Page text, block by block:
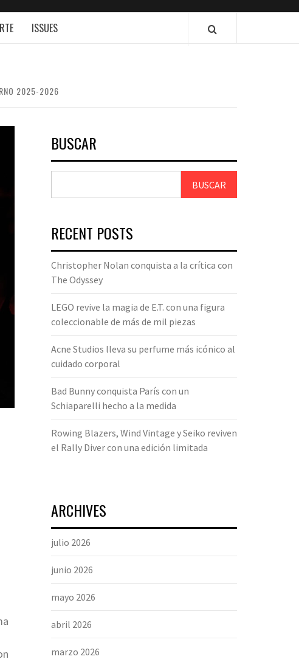
ISSUES
2025-2026
BUSCAR
BUSCAR
RECENT POSTS
Christopher Nolan conquista a la crítica con
The Odyssey
LEGO revive la magia de E.T. con una figura
coleccionable de más de mil piezas
Acne Studios lleva su perfume más icónico al
cuidado corporal
Bad Bunny conquista París con un
Schiaparelli hecho a la medida
Rowing Blazers, Wind Vintage y Seiko reviven
el Rally Diver con una edición limitada
ARCHIVES
julio 2026
junio 2026
mayo 2026
abril 2026
marzo 2026